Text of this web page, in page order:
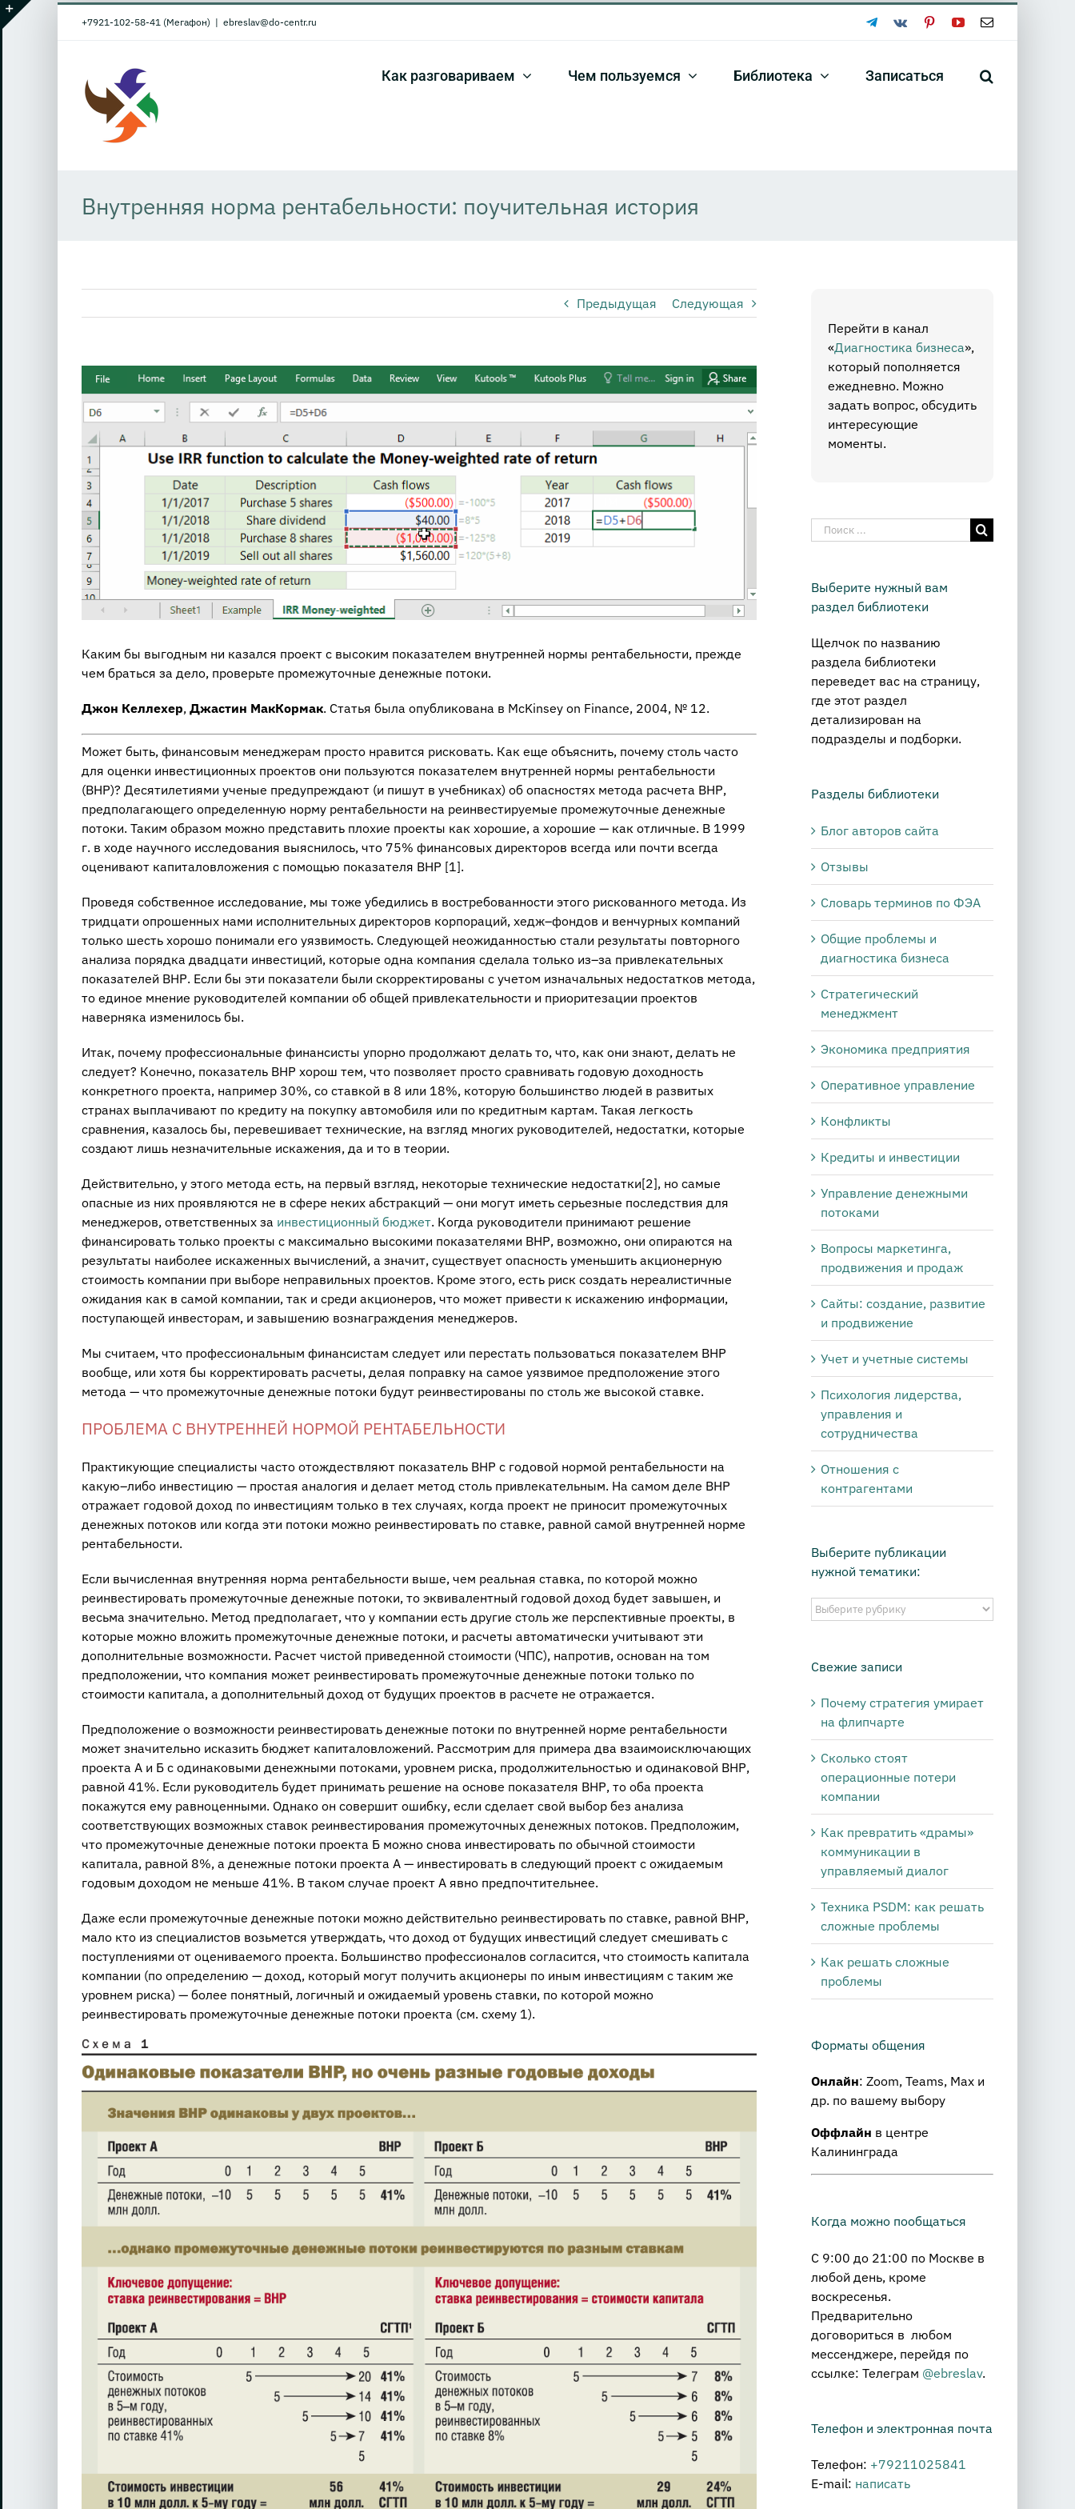
Skip
to
+7921-102-58-41 (Мегафон) | ebreslav@do-centr.ru Telegram
Vk PinterestYouTubeEmail
Как разговариваем Чем пользуемся Библиотека Записаться
Внутренняя норма рентабельности: поучительная история
Предыдущая Следующая
View
Larger
Image
Каким бы выгодным ни казался проект с высоким показателем внутренней нормы рентабельности, прежде
чем браться за дело, проверьте промежуточные денежные потоки.
Джон Келлехер, Джастин МакКормак. Статья была опубликована в McKinsey on Finance, 2004, № 12.
Может быть, финансовым менеджерам просто нравится рисковать. Как еще объяснить, почему столь часто
для оценки инвестиционных проектов они пользуются показателем внутренней нормы рентабельности
(ВНР)? Десятилетиями ученые предупреждают (и пишут в учебниках) об опасностях метода расчета ВНР,
предполагающего определенную норму рентабельности на реинвестируемые промежуточные денежные
потоки. Таким образом можно представить плохие проекты как хорошие, а хорошие — как отличные. В 1999
г. в ходе научного исследования выяснилось, что 75% финансовых директоров всегда или почти всегда
оценивают капиталовложения с помощью показателя ВНР [1].
Проведя собственное исследование, мы тоже убедились в востребованности этого рискованного метода. Из
тридцати опрошенных нами исполнительных директоров корпораций, хедж–фондов и венчурных компаний
только шесть хорошо понимали его уязвимость. Следующей неожиданностью стали результаты повторного
анализа порядка двадцати инвестиций, которые одна компания сделала только из–за привлекательных
показателей ВНР. Если бы эти показатели были скорректированы с учетом изначальных недостатков метода,
то единое мнение руководителей компании об общей привлекательности и приоритезации проектов
наверняка изменилось бы.
Итак, почему профессиональные финансисты упорно продолжают делать то, что, как они знают, делать не
следует? Конечно, показатель ВНР хорош тем, что позволяет просто сравнивать годовую доходность
конкретного проекта, например 30%, со ставкой в 8 или 18%, которую большинство людей в развитых
странах выплачивают по кредиту на покупку автомобиля или по кредитным картам. Такая легкость
сравнения, казалось бы, перевешивает технические, на взгляд многих руководителей, недостатки, которые
создают лишь незначительные искажения, да и то в теории.
Действительно, у этого метода есть, на первый взгляд, некоторые технические недостатки[2], но самые
опасные из них проявляются не в сфере неких абстракций — они могут иметь серьезные последствия для
менеджеров, ответственных за инвестиционный бюджет. Когда руководители принимают решение
финансировать только проекты с максимально высокими показателями ВНР, возможно, они опираются на
результаты наиболее искаженных вычислений, а значит, существует опасность уменьшить акционерную
стоимость компании при выборе неправильных проектов. Кроме этого, есть риск создать нереалистичные
ожидания как в самой компании, так и среди акционеров, что может привести к искажению информации,
поступающей инвесторам, и завышению вознаграждения менеджеров.
Мы считаем, что профессиональным финансистам следует или перестать пользоваться показателем ВНР
вообще, или хотя бы корректировать расчеты, делая поправку на самое уязвимое предположение этого
метода — что промежуточные денежные потоки будут реинвестированы по столь же высокой ставке.
ПРОБЛЕМА С ВНУТРЕННЕЙ НОРМОЙ РЕНТАБЕЛЬНОСТИ
Практикующие специалисты часто отождествляют показатель ВНР с годовой нормой рентабельности на
какую–либо инвестицию — простая аналогия и делает метод столь привлекательным. На самом деле ВНР
отражает годовой доход по инвестициям только в тех случаях, когда проект не приносит промежуточных
денежных потоков или когда эти потоки можно реинвестировать по ставке, равной самой внутренней норме
рентабельности.
Если вычисленная внутренняя норма рентабельности выше, чем реальная ставка, по которой можно
реинвестировать промежуточные денежные потоки, то эквивалентный годовой доход будет завышен, и
весьма значительно. Метод предполагает, что у компании есть другие столь же перспективные проекты, в
которые можно вложить промежуточные денежные потоки, и расчеты автоматически учитывают эти
дополнительные возможности. Расчет чистой приведенной стоимости (ЧПС), напротив, основан на том
предположении, что компания может реинвестировать промежуточные денежные потоки только по
стоимости капитала, а дополнительный доход от будущих проектов в расчете не отражается.
Предположение о возможности реинвестировать денежные потоки по внутренней норме рентабельности
может значительно исказить бюджет капиталовложений. Рассмотрим для примера два взаимоисключающих
проекта А и Б с одинаковыми денежными потоками, уровнем риска, продолжительностью и одинаковой ВНР,
равной 41%. Если руководитель будет принимать решение на основе показателя ВНР, то оба проекта
покажутся ему равноценными. Однако он совершит ошибку, если сделает свой выбор без анализа
соответствующих возможных ставок реинвестирования промежуточных денежных потоков. Предположим,
что промежуточные денежные потоки проекта Б можно снова инвестировать по обычной стоимости
капитала, равной 8%, а денежные потоки проекта А — инвестировать в следующий проект с ожидаемым
годовым доходом не меньше 41%. В таком случае проект А явно предпочтительнее.
Даже если промежуточные денежные потоки можно действительно реинвестировать по ставке, равной ВНР,
мало кто из специалистов возьмется утверждать, что доход от будущих инвестиций следует смешивать с
поступлениями от оцениваемого проекта. Большинство профессионалов согласится, что стоимость капитала
компании (по определению — доход, который могут получить акционеры по иным инвестициям с таким же
уровнем риска) — более понятный, логичный и ожидаемый уровень ставки, по которой можно
реинвестировать промежуточные денежные потоки проекта (см. схему 1).
Перейти в канал
«Диагностика бизнеса»,
который пополняется
ежедневно. Можно
задать вопрос, обсудить
интересующие
моменты.
Результат
поиска:
Выберите нужный вам
раздел библиотеки
Щелчок по названию
раздела библиотеки
переведет вас на страницу,
где этот раздел
детализирован на
подразделы и подборки.
Разделы библиотеки
Блог авторов сайта
Отзывы
Словарь терминов по ФЭА
Общие проблемы и
диагностика бизнеса
Стратегический
менеджмент
Экономика предприятия
Оперативное управление
Конфликты
Кредиты и инвестиции
Управление денежными
потоками
Вопросы маркетинга,
продвижения и продаж
Сайты: создание, развитие
и продвижение
Учет и учетные системы
Психология лидерства,
управления и
сотрудничества
Отношения с
контрагентами
Выберите публикации
нужной тематики:
Выберите
публикации
тематики:
Свежие записи
Почему стратегия умирает
на флипчарте
Сколько стоят
операционные потери
компании
Как превратить «драмы»
коммуникации в
управляемый диалог
Техника PSDM: как решать
сложные проблемы
Как решать сложные
проблемы
Форматы общения
Онлайн: Zoom, Teams, Max и
др. по вашему выбору
Оффлайн в центре
Калининграда
Когда можно пообщаться
С 9:00 до 21:00 по Москве в
любой день, кроме
воскресенья.
Предварительно
договориться в любом
мессенджере, перейдя по
ссылке: Телеграм @ebreslav.
Телефон и электронная почта
Телефон: +79211025841
E-mail: написать